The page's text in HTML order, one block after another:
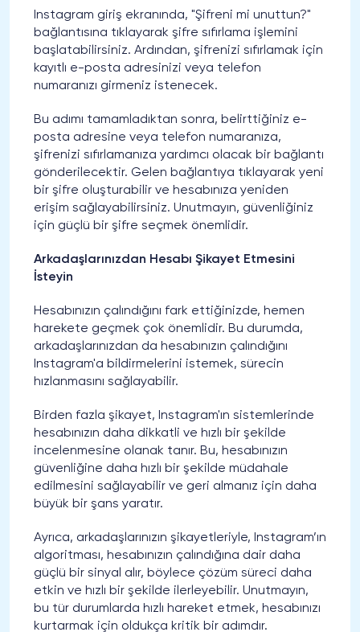
Instagram giriş ekranında, "Şifreni mi unuttun?"
bağlantısına tıklayarak şifre sıfırlama işlemini
başlatabilirsiniz. Ardından, şifrenizi sıfırlamak için
kayıtlı e-posta adresinizi veya telefon
numaranızı girmeniz istenecek.
Bu adımı tamamladıktan sonra, belirttiğiniz e-
posta adresine veya telefon numaranıza,
şifrenizi sıfırlamanıza yardımcı olacak bir bağlantı
gönderilecektir. Gelen bağlantıya tıklayarak yeni
bir şifre oluşturabilir ve hesabınıza yeniden
erişim sağlayabilirsiniz. Unutmayın, güvenliğiniz
için güçlü bir şifre seçmek önemlidir.
Arkadaşlarınızdan Hesabı Şikayet Etmesini
İsteyin
Hesabınızın çalındığını fark ettiğinizde, hemen
harekete geçmek çok önemlidir. Bu durumda,
arkadaşlarınızdan da hesabınızın çalındığını
Instagram'a bildirmelerini istemek, sürecin
hızlanmasını sağlayabilir.
Birden fazla şikayet, Instagram'ın sistemlerinde
hesabınızın daha dikkatli ve hızlı bir şekilde
incelenmesine olanak tanır. Bu, hesabınızın
güvenliğine daha hızlı bir şekilde müdahale
edilmesini sağlayabilir ve geri almanız için daha
büyük bir şans yaratır.
Ayrıca, arkadaşlarınızın şikayetleriyle, Instagram’ın
algoritması, hesabınızın çalındığına dair daha
güçlü bir sinyal alır, böylece çözüm süreci daha
etkin ve hızlı bir şekilde ilerleyebilir. Unutmayın,
bu tür durumlarda hızlı hareket etmek, hesabınızı
kurtarmak için oldukça kritik bir adımdır.